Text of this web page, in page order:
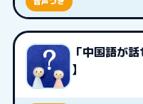
「中国語が
】